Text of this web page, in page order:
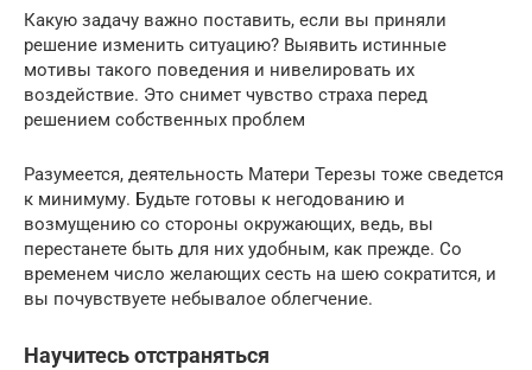
Какую задачу важно поставить, если вы приняли
решение изменить ситуацию? Выявить истинные
мотивы такого поведения и нивелировать их
воздействие. Это снимет чувство страха перед
решением собственных проблем
Разумеется, деятельность Матери Терезы тоже сведется
к минимуму. Будьте готовы к негодованию и
возмущению со стороны окружающих, ведь, вы
перестанете быть для них удобным, как прежде. Со
временем число желающих сесть на шею сократится, и
вы почувствуете небывалое облегчение.
Научитесь отстраняться